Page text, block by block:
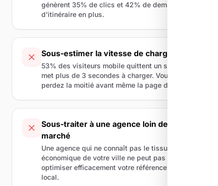
génèrent 35% de clics et 42% de demandes
d'itinéraire en plus.
Sous-estimer la vitesse de chargement
53% des visiteurs mobile quittent un site qui
met plus de 3 secondes à charger. Vous
perdez la moitié avant même la page d'accueil.
Sous-traiter à une agence loin de votre
marché
Une agence qui ne connaît pas le tissu
économique de votre ville ne peut pas
optimiser efficacement votre référencement
local.